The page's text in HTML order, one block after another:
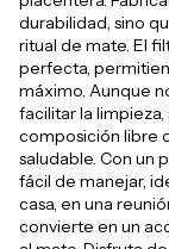
durabilidad, sino
ritual de mate. El
perfecta,
máximo. Aunque
facilitar la limpieza,
composición libre
saludable. Con un
fácil de manejar,
casa, en una
convierte en un